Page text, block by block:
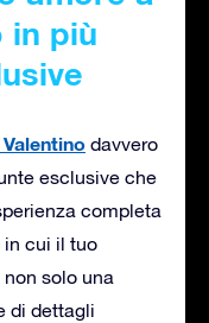
in più
davvero
esclusive che
completa
in cui il tuo
solo una
di dettagli